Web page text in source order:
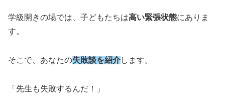
学級開きの場では、子どもたちは高い緊張状態にありま
す。
そこで、あなたの失敗談を紹介します。
「先生も失敗するんだ！」